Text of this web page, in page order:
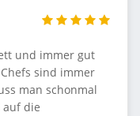
und immer gut
sind immer
man schonmal
auf die